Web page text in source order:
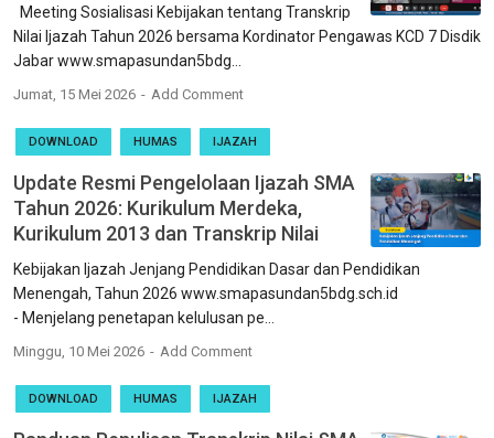
Meeting Sosialisasi Kebijakan tentang Transkrip
Nilai Ijazah Tahun 2026 bersama Kordinator Pengawas KCD 7 Disdik
Jabar www.smapasundan5bdg...
Jumat, 15 Mei 2026 Add Comment
DOWNLOAD HUMAS IJAZAH
Update Resmi Pengelolaan Ijazah SMA
Tahun 2026: Kurikulum Merdeka,
Kurikulum 2013 dan Transkrip Nilai
Kebijakan Ijazah Jenjang Pendidikan Dasar dan Pendidikan
Menengah, Tahun 2026 www.smapasundan5bdg.sch.id
- Menjelang penetapan kelulusan pe...
Minggu, 10 Mei 2026 Add Comment
DOWNLOAD HUMAS IJAZAH